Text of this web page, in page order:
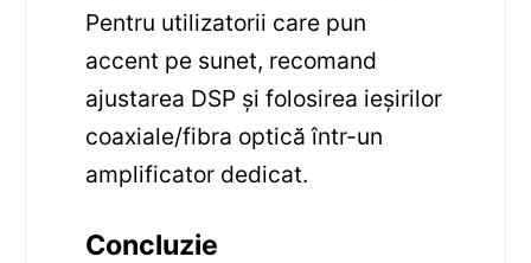
Pentru utilizatorii care pun
accent pe sunet, recomand
ajustarea DSP și folosirea ieșirilor
coaxiale/fibra optică într-un
amplificator dedicat.
Concluzie